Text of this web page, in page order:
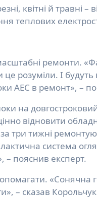
квітні й травні
теплових
ремонти.
розуміли. І
АЕС в ремонт», –
на
відновити
три тижні
система
– пояснив експерт.
«Сонячна
– сказав